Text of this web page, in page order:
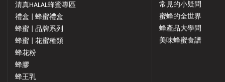
清真HALAL蜂蜜專區
禮盒 | 蜂蜜禮盒
蜂蜜 | 品牌系列
蜂蜜 | 花蜜種類
蜂花粉
蜂膠
蜂王乳
常見的小疑問
蜜蜂的全世界
蜂產品大學問
美味蜂蜜食譜